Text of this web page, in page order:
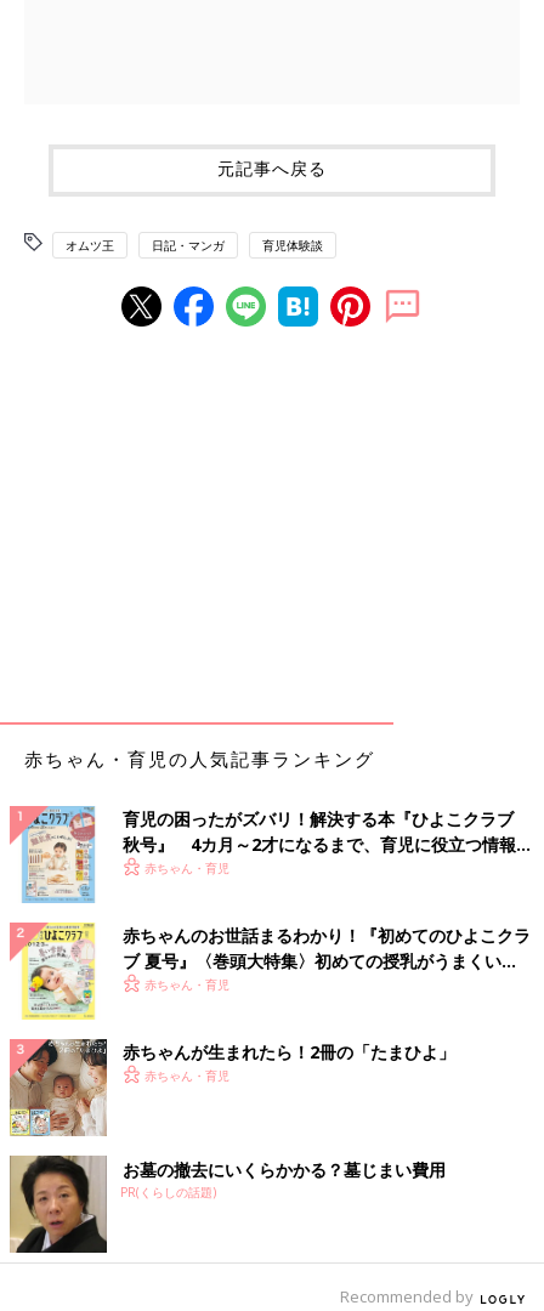
元記事へ戻る
オムツ王 日記・マンガ 育児体験談
赤ちゃん・育児の人気記事ランキング
育児の困ったがズバリ！解決する本『ひよこクラブ
秋号』 4カ月～2才になるまで、育児に役立つ情報が
いっぱい！
赤ちゃん・育児
赤ちゃんのお世話まるわかり！『初めてのひよこクラ
ブ 夏号』〈巻頭大特集〉初めての授乳がうまくい
く！ おっぱい・ミルクの基本と夏のトラブル 解決テ
赤ちゃん・育児
赤ちゃんが生まれたら！2冊の「たまひよ」
赤ちゃん・育児
お墓の撤去にいくらかかる？墓じまい費用
PR(くらしの話題)
Recommended by